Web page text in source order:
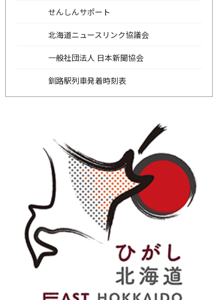
せんしんサポート
北海道ニュースリンク協議会
一般社団法人 日本新聞協会
釧路駅列車発着時刻表